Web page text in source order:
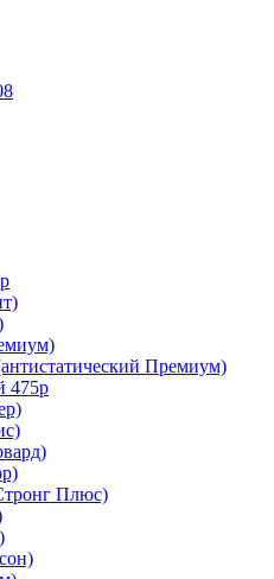
Премиум)
475р
Плюс)